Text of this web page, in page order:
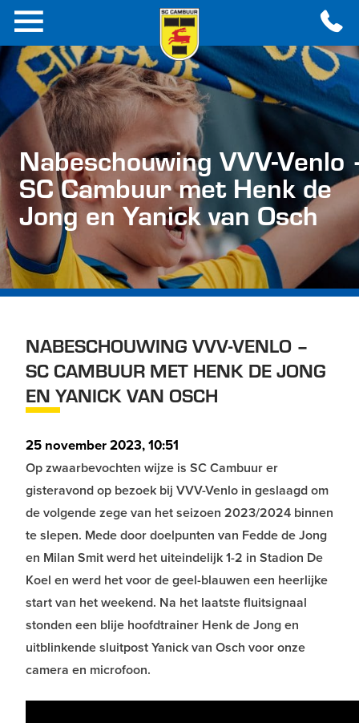
Nabeschouwing VVV-Venlo
SC Cambuur met Henk de
Jong en Yanick van Osch
NABESCHOUWING VVV-VENLO –
SC CAMBUUR MET HENK DE JONG
EN YANICK VAN OSCH
25 november 2023, 10:51
Op zwaarbevochten wijze is SC Cambuur er
gisteravond op bezoek bij VVV-Venlo in geslaagd om
de volgende zege van het seizoen 2023/2024 binnen
te slepen. Mede door doelpunten van Fedde de Jong
en Milan Smit werd het uiteindelijk 1-2 in Stadion De
Koel en werd het voor de geel-blauwen een heerlijke
start van het weekend. Na het laatste fluitsignaal
stonden een blije hoofdtrainer Henk de Jong en
uitblinkende sluitpost Yanick van Osch voor onze
camera en microfoon.